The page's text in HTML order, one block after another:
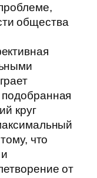
общества
круг
что
от